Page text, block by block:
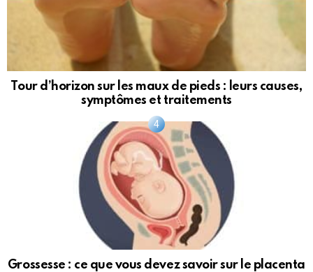
Tour d’horizon sur les maux de pieds : leurs causes,
symptômes et traitements
Grossesse : ce que vous devez savoir sur le placenta